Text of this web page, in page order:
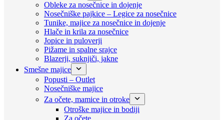
Obleke za nosečnice in dojenje
Nosečniške pajkice – Legice za nosečnice
Tunike, majice za nosečnice in dojenje
Hlače in krila za nosečnice
Jopice in puloverji
Pižame in spalne srajce
Blazerji, suknjiči, jakne
Smešne majice
Popusti – Outlet
Nosečniške majice
Za očete, mamice in otroke
Otroške majice in bodiji
Za očete